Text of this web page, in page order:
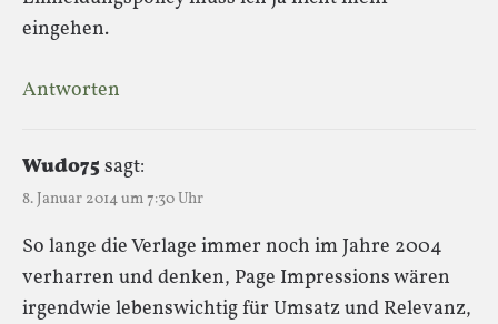
eingehen.
Antworten
Wudo75 sagt:
8. Januar 2014 um 7:30 Uhr
So lange die Verlage immer noch im Jahre 2004
verharren und denken, Page Impressions wären
irgendwie lebenswichtig für Umsatz und Relevanz,